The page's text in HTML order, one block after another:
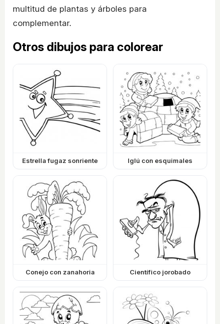
multitud de plantas y árboles para
complementar.
Otros dibujos para colorear
Estrella fugaz sonriente Iglú con esquimales
Conejo con zanahoria Científico jorobado